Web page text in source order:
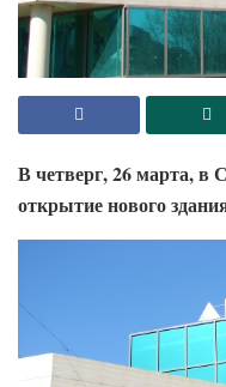
В четверг, 26 марта, в
открытие нового